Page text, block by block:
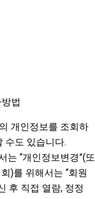
법
개인정보를 조회하
수도 있습니다.
는 “개인정보변경”(또
)를 위해서는 “회원
후 직접 열람, 정정